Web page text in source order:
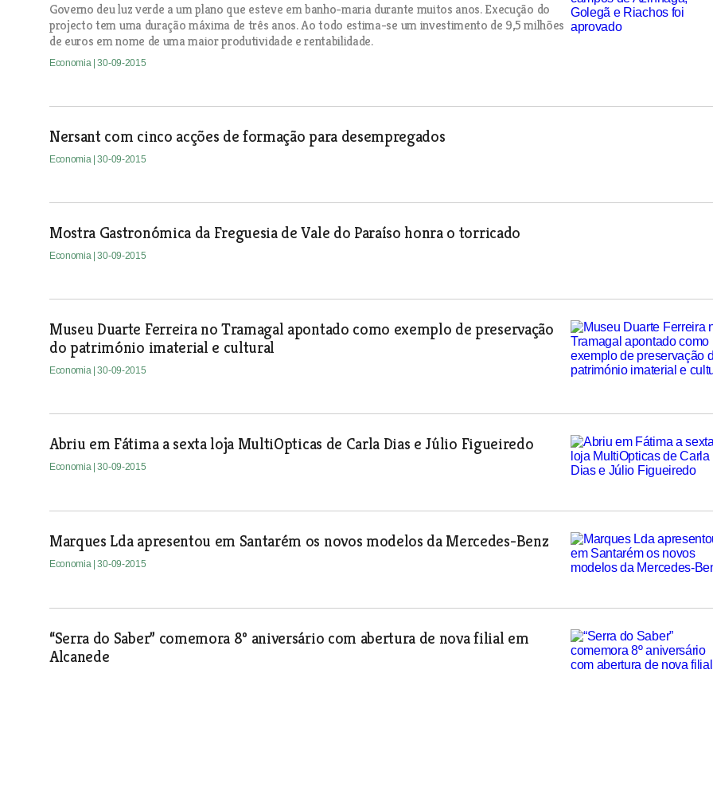
Governo deu luz verde a um plano que esteve em banho-maria durante muitos anos. Execução do
projecto tem uma duração máxima de três anos. Ao todo estima-se um investimento de 9,5 milhões
de euros em nome de uma maior produtividade e rentabilidade.
Economia | 30-09-2015
Nersant com cinco acções de formação para desempregados
Economia | 30-09-2015
Mostra Gastronómica da Freguesia de Vale do Paraíso honra o torricado
Economia | 30-09-2015
Museu Duarte Ferreira no Tramagal apontado como exemplo de preservação
do património imaterial e cultural
Economia | 30-09-2015
Abriu em Fátima a sexta loja MultiOpticas de Carla Dias e Júlio Figueiredo
Economia | 30-09-2015
Marques Lda apresentou em Santarém os novos modelos da Mercedes-Benz
Economia | 30-09-2015
“Serra do Saber” comemora 8º aniversário com abertura de nova filial em
Alcanede